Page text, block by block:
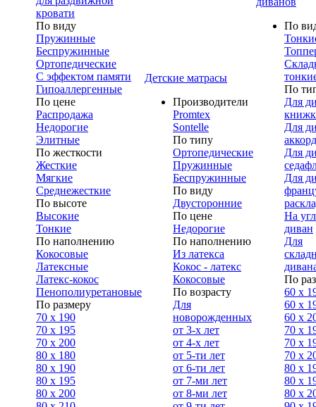
кровати
По виду
Пружинные
Беспружинные
Ортопедические
С эффектом памяти
Гипоаллергенные
По цене
Распродажа
Недорогие
Элитные
По жесткости
Жесткие
Мягкие
Среднежесткие
По высоте
Высокие
Тонкие
По наполнению
Кокосовые
Латексные
Латекс-кокос
Пенополиуретановые
По размеру
70 х 190
70 х 195
70 х 200
80 х 180
80 х 190
80 х 195
80 х 200
Детские матрасы
Производители
Promtex
Sontelle
По типу
Ортопедические
Пружинные
Беспружинные
По виду
Двусторонние
По цене
Недорогие
По наполнению
Из латекса
Кокос - латекс
Кокосовые
По возрасту
Для
новорожденных
от 3-х лет
от 4-х лет
от 5-ти лет
от 6-ти лет
от 7-ми лет
от 8-ми лет
По
По
Для
Для
Для
Для
На
диван
Для
По
60 х
60 х
60 х
70 x
70 х
70 x
80 x
80 x
80 x